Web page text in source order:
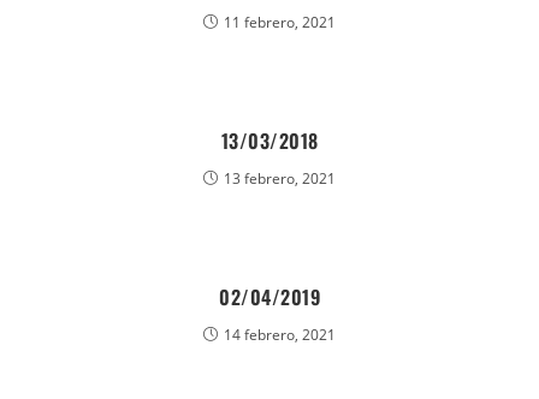
11 febrero, 2021
13/03/2018
13 febrero, 2021
02/04/2019
14 febrero, 2021